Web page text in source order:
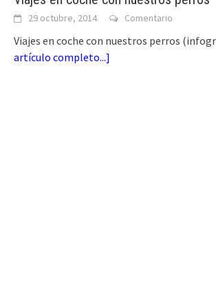
29 octubre, 2014 Comentario
Viajes en coche con nuestros perros
artículo completo...]